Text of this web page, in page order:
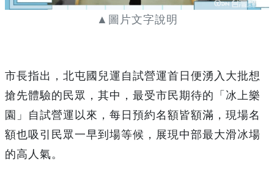
▲圖片文字說明
市長指出，北屯國兒運自試營運首日便湧入大批想
搶先體驗的民眾，其中，最受市民期待的「冰上樂
園」自試營運以來，每日預約名額皆額滿，現場名
額也吸引民眾一早到場等候，展現中部最大滑冰場
的高人氣。